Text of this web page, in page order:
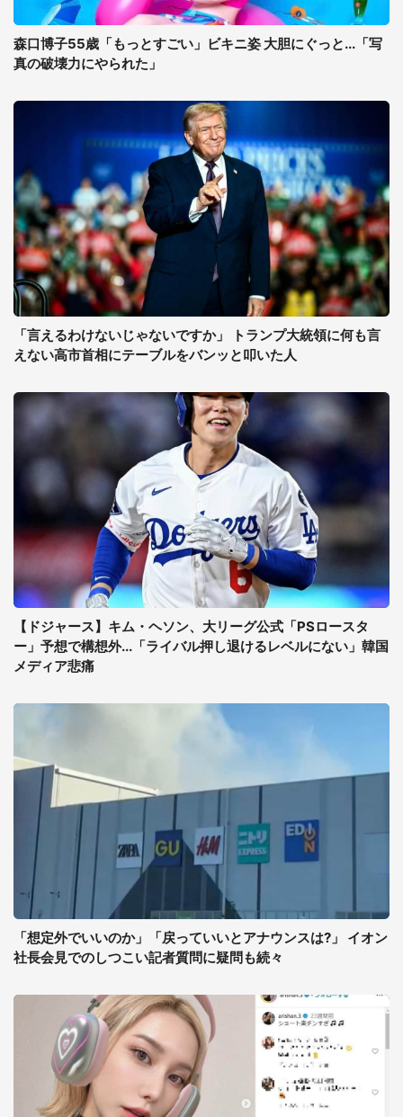
森口博子55歳「もっとすごい」ビキニ姿 大胆にぐっと...「写
真の破壊力にやられた」
「言えるわけないじゃないですか」 トランプ大統領に何も言
えない高市首相にテーブルをバンッと叩いた人
【ドジャース】キム・ヘソン、大リーグ公式「PSロースタ
ー」予想で構想外...「ライバル押し退けるレベルにない」韓国
メディア悲痛
「想定外でいいのか」「戻っていいとアナウンスは?」 イオン
社長会見でのしつこい記者質問に疑問も続々